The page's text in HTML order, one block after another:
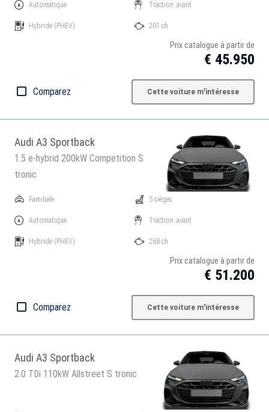
Automatique
Hybride (PHEV)
Traction: avant
201 ch
Prix catalogue à partir de
€ 45.950
Comparez Cette voiture m'intéresse
Audi A3 Sportback
1.5 e-hybrid 200kW Competition S
tronic
Familiale
Automatique
Hybride (PHEV)
5 sièges
Traction: avant
268 ch
Prix catalogue à partir de
€ 51.200
Comparez Cette voiture m'intéresse
Audi A3 Sportback
2.0 TDi 110kW Allstreet S tronic